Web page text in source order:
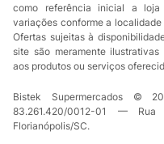
como referência inicial a loja
variações conforme a
Ofertas sujeitas à
site são meramente
aos produtos ou serviços
Bistek Supermercados ©
83.261.420/0012-01 —
Florianópolis/SC.